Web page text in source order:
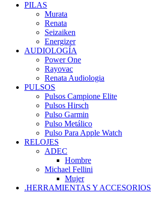
PILAS
Murata
Renata
Seizaiken
Energizer
AUDIOLOGÍA
Power One
Rayovac
Renata Audiologia
PULSOS
Pulsos Campione Elite
Pulsos Hirsch
Pulso Garmin
Pulso Metálico
Pulso Para Apple Watch
RELOJES
ADEC
Hombre
Michael Fellini
Mujer
.HERRAMIENTAS Y ACCESORIOS